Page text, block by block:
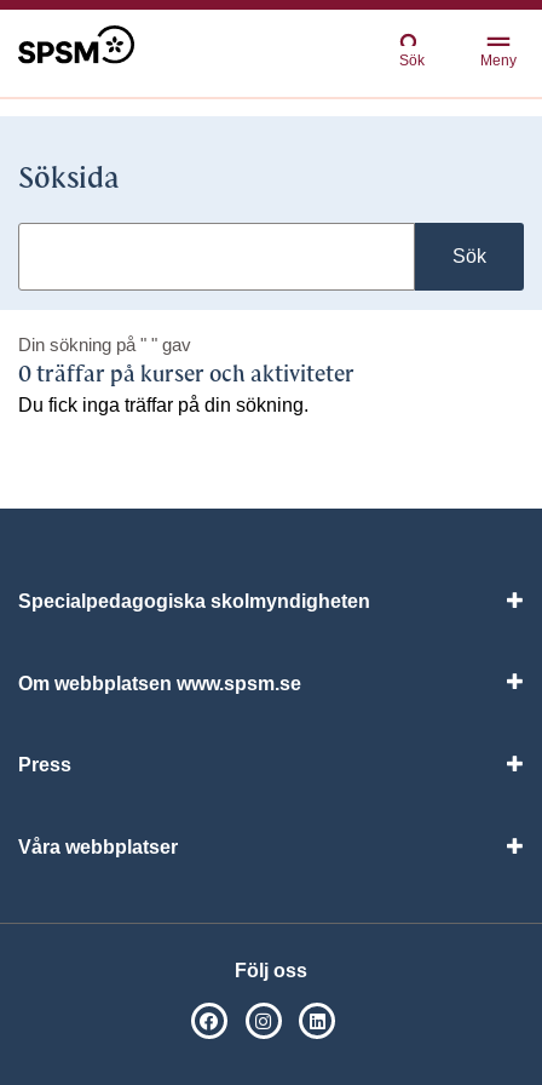
Sök Meny
Söksida
Sök
Din sökning på " " gav
0 träffar på kurser och aktiviteter
Du fick inga träffar på din sökning.
Specialpedagogiska skolmyndigheten
Om webbplatsen www.spsm.se
Press
Våra webbplatser
Följ oss
SPSM på Facebook
SPSM på Instagram